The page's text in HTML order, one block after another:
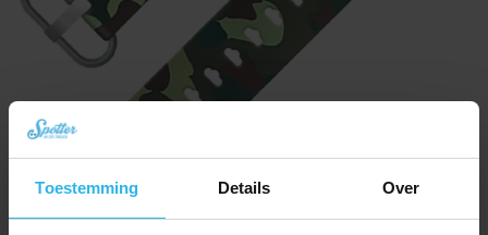
Toestemming Details Over